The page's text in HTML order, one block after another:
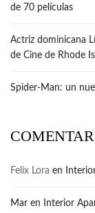
de 70 películas
Actriz dominicana
de Cine de Rhode
Spider-Man: un
Felix Lora en
Mar en Interior